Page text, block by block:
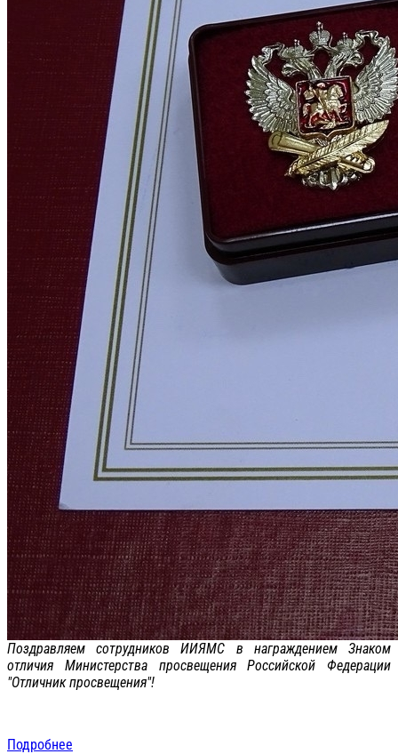
Поздравляем сотрудников ИИЯМС в награждением Знаком
отличия Министерства просвещения Российской Федерации
"Отличник просвещения"!
Подробнее